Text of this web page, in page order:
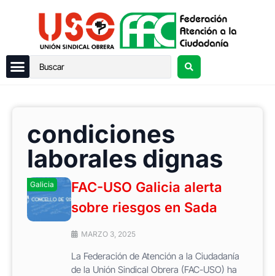
condiciones
laborales dignas
Galicia
FAC-USO Galicia alerta
sobre riesgos en Sada
MARZO 3, 2025
La Federación de Atención a la Ciudadanía
de la Unión Sindical Obrera (FAC-USO) ha